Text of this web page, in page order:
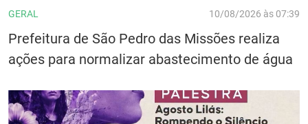
GERAL 10/08/2026 às 07:39
Prefeitura de São Pedro das Missões realiza
ações para normalizar abastecimento de água